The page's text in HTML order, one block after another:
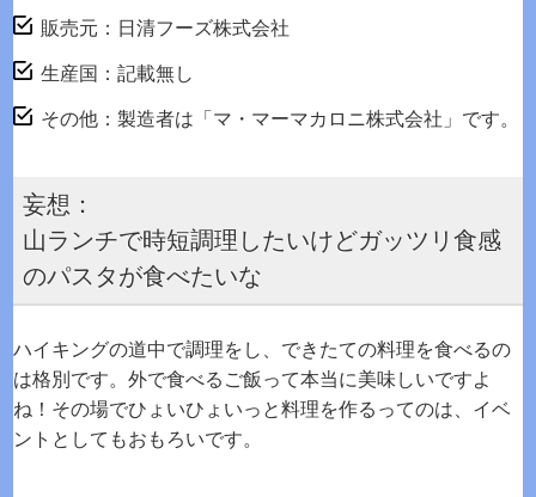
販売元：日清フーズ株式会社
生産国：記載無し
その他：製造者は「マ・マーマカロニ株式会社」です。
妄想：
山ランチで時短調理したいけどガッツリ食感
のパスタが食べたいな
ハイキングの道中で調理をし、できたての料理を食べるの
は格別です。外で食べるご飯って本当に美味しいですよ
ね！その場でひょいひょいっと料理を作るってのは、イベ
ントとしてもおもろいです。